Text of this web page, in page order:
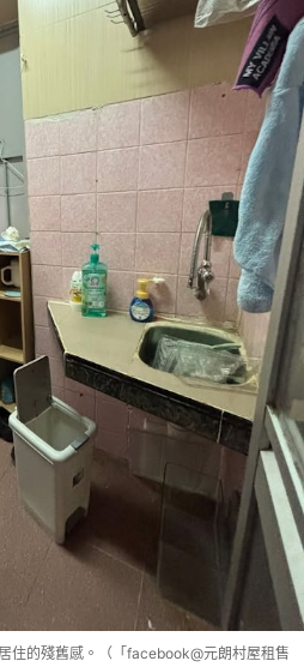
住的殘舊感。（「facebook@元朗村屋租售